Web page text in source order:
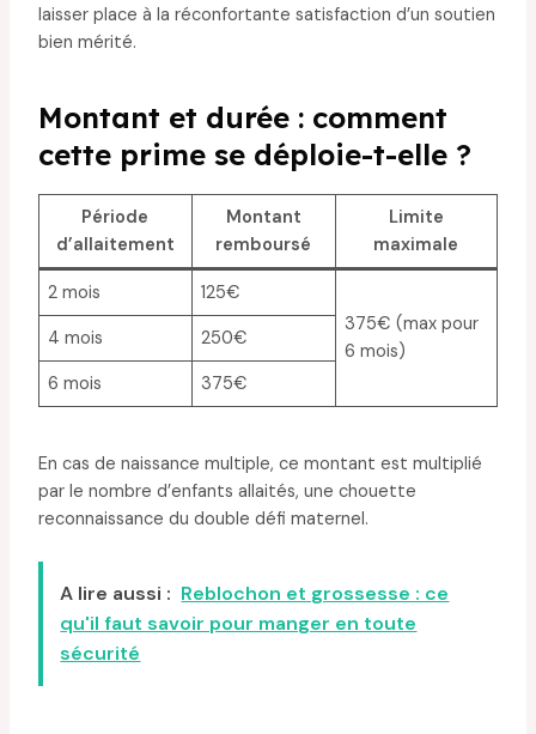
laisser place à la réconfortante satisfaction d’un soutien
bien mérité.
Montant et durée : comment
cette prime se déploie-t-elle ?
Période
d’allaitement
Montant
remboursé
Limite
maximale
2 mois
125€
375€ (max pour
6 mois)
4 mois
250€
6 mois
375€
En cas de naissance multiple, ce montant est multiplié
par le nombre d’enfants allaités, une chouette
reconnaissance du double défi maternel.
A lire aussi : Reblochon et grossesse : ce
qu'il faut savoir pour manger en toute
sécurité